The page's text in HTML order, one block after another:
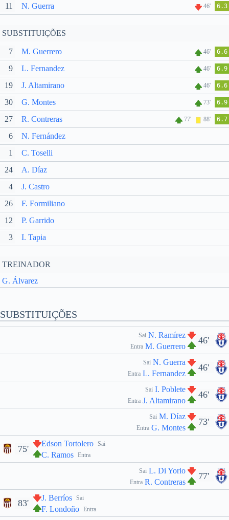
11 N. Guerra 46' 6.3
SUBSTITUIÇÕES
7 M. Guerrero 46' 6.6
9 L. Fernandez 46' 6.9
19 J. Altamirano 46' 6.6
30 G. Montes 73' 6.9
27 R. Contreras 77' 88' 6.7
6
N. Fernández
1
C. Toselli
24
A. Díaz
4
J. Castro
26
F. Formiliano
12
P. Garrido
3
I. Tapia
TREINADOR
G. Álvarez
SUBSTITUIÇÕES
46'
Sai N. Ramírez
Entra M. Guerrero
46'
Sai N. Guerra
Entra L. Fernandez
46'
Sai I. Poblete
Entra J. Altamirano
73'
Sai M. Díaz
Entra G. Montes
Sai
Edson Tortolero
Entra
C. Ramos
75'
77'
Sai L. Di Yorio
Entra R. Contreras
Sai
J. Berríos
Entra
F. Londoño
83'